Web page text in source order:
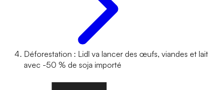
Déforestation : Lidl va lancer des œufs, viandes et lait
avec -50 % de soja importé